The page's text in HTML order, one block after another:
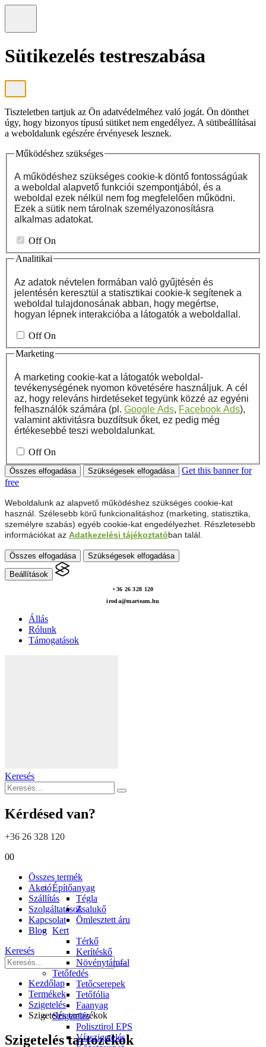
Sütikezelés testreszabása
Tiszteletben tartjuk az Ön adatvédelméhez való jogát. Ön dönthet
úgy, hogy bizonyos típusú sütiket nem engedélyez. A sütibeállításai
a weboldalunk egészére érvényesek lesznek.
Működéshez szükséges
A működéshez szükséges cookie-k döntő fontosságúak
a weboldal alapvető funkciói szempontjából, és a
weboldal ezek nélkül nem fog megfelelően működni.
Ezek a sütik nem tárolnak személyazonosításra
alkalmas adatokat.
Off On
Analitikai
Az adatok névtelen formában való gyűjtésén és
jelentésén keresztül a statisztikai cookie-k segítenek a
weboldal tulajdonosának abban, hogy megértse,
hogyan lépnek interakcióba a látogatók a weboldallal.
Off On
Marketing
A marketing cookie-kat a látogatók weboldal-
tevékenységének nyomon követésére használjuk. A cél
az, hogy releváns hirdetéseket tegyünk közzé az egyéni
felhasználók számára (pl. Google Ads, Facebook Ads),
valamint aktivitásra buzdítsuk őket, ez pedig még
értékesebbé teszi weboldalunkat.
Off On
Összes elfogadása Szükségesek elfogadása
Get this banner for
free
Weboldalunk az alapvető működéshez szükséges cookie-kat
használ. Szélesebb körű funkcionalitáshoz (marketing, statisztika,
személyre szabás) egyéb cookie-kat engedélyezhet. Részletesebb
információkat az Adatkezelési tájékoztatóban talál.
Összes elfogadása Szükségesek elfogadása
Beállítások
+36 26 328 120
iroda@marteam.hu
Állás
Rólunk
Támogatások
Keresés
Kérdésed van?
+36 26 328 120
00
Összes termék
Építőanyag
Tégla
Zsalukő
Ömlesztett áru
Kert
Térkő
Kerítéskő
Növénytámfal
Tetőfedés
Tetőcserepek
Tetőfólia
Faanyag
Szigetelés
Polisztirol EPS
Vízszigetelés
Akció
Szállítás
Szolgáltatások
Kapcsolat
Blog
Keresés
Kezdőlap
Termékek
Szigetelés
Szigetelés tartozékok
Szigetelés tartozékok